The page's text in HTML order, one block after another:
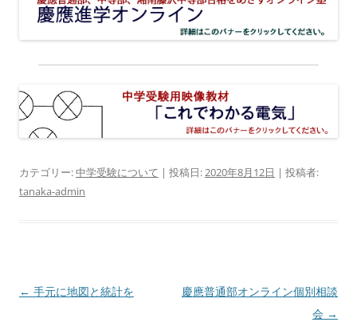
カテゴリー:中学受験について | 投稿日:2020年8月12日 | 投稿者:
tanaka-admin
投
← 手元に地図と統計を
慶應普通部オンライン個別相談
会 →